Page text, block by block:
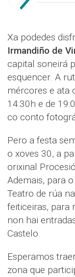
Xa podedes
Irmandiño de
capital soneirá
esquencer. A
mércores e ata
14:30h e de
co conto
Pero a festa
o xoves 30, a
orixinal
Ademais, para
Teatro de rúa
feiticeiras, para
non hai
Castelo.
Esperamos
zona que